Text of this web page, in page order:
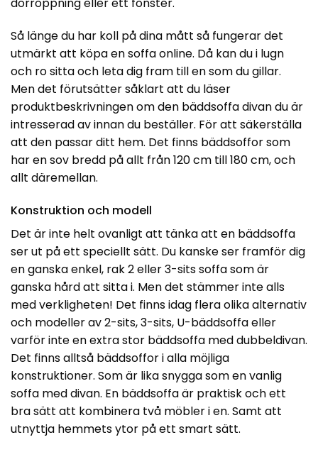
dörröppning eller ett fönster.
Så länge du har koll på dina mått så fungerar det
utmärkt att köpa en soffa online. Då kan du i lugn
och ro sitta och leta dig fram till en som du gillar.
Men det förutsätter såklart att du läser
produktbeskrivningen om den bäddsoffa divan du är
intresserad av innan du beställer. För att säkerställa
att den passar ditt hem. Det finns bäddsoffor som
har en sov bredd på allt från 120 cm till 180 cm, och
allt däremellan.
Konstruktion och modell
Det är inte helt ovanligt att tänka att en bäddsoffa
ser ut på ett speciellt sätt. Du kanske ser framför dig
en ganska enkel, rak 2 eller 3-sits soffa som är
ganska hård att sitta i. Men det stämmer inte alls
med verkligheten! Det finns idag flera olika alternativ
och modeller av 2-sits, 3-sits, U-bäddsoffa eller
varför inte en extra stor bäddsoffa med dubbeldivan.
Det finns alltså bäddsoffor i alla möjliga
konstruktioner. Som är lika snygga som en vanlig
soffa med divan. En bäddsoffa är praktisk och ett
bra sätt att kombinera två möbler i en. Samt att
utnyttja hemmets ytor på ett smart sätt.